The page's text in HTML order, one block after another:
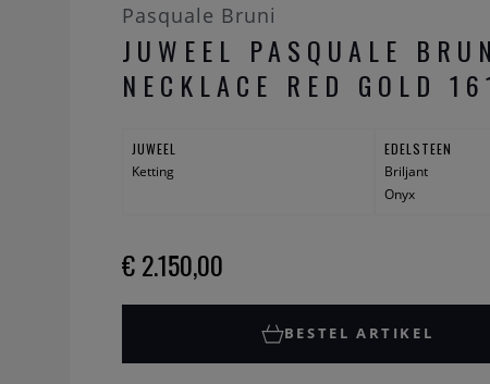
Pasquale Bruni
JUWEEL PASQUALE
NECKLACE RED GOLD
JUWEEL
Ketting
EDELSTEEN
Briljant
Onyx
€ 2.150,00
BESTEL ARTIKEL